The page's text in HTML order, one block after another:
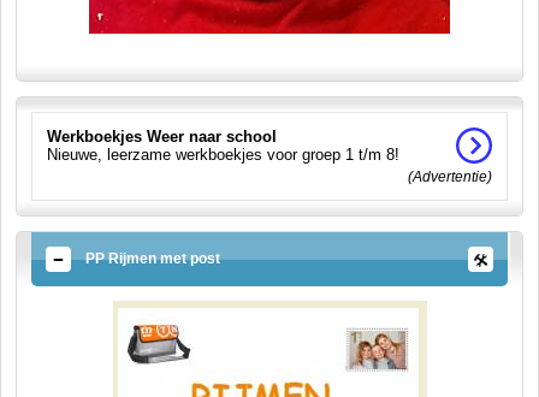
Werkboekjes Weer naar school
Nieuwe, leerzame werkboekjes voor groep 1 t/m 8!
(Advertentie)
PP Rijmen met post